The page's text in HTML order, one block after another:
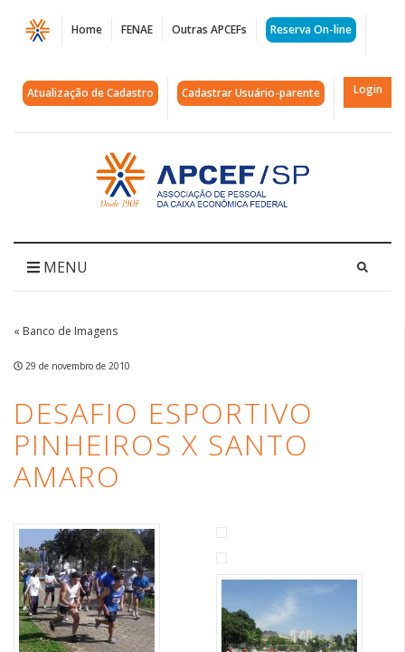
Página
Desafio
esportivo
Home FENAE Outras APCEFs Reserva On-line
Atualização de Cadastro Cadastrar Usuário-parente Login
Acessar
página
inicial
MENU
« Banco de Imagens
29 de novembro de 2010
DESAFIO ESPORTIVO
PINHEIROS X SANTO
AMARO